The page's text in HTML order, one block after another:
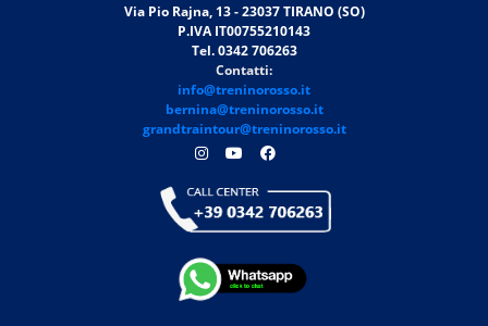
Via Pio Rajna, 13 - 23037 TIRANO (SO)
P.IVA IT00755210143
Tel. 0342 706263
Contatti:
info@treninorosso.it
bernina@treninorosso.it
grandtraintour@treninorosso.it